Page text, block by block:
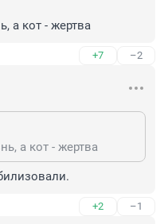
а кот - жертва
+7 –2
а кот - жертва
+2 –1